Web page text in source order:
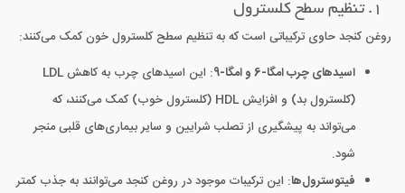
1. تنظیم سطح کلسترول
روغن کنجد حاوی ترکیباتی است که به تنظیم سطح کلسترول خون کمک می‌کنند:
اسیدهای چرب امگا-6 و امگا-9
: این اسیدهای چرب به کاهش LDL
(کلسترول بد) و افزایش HDL (کلسترول خوب) کمک می‌کنند، که
می‌تواند به پیشگیری از تصلب شرایین و سایر بیماری‌های قلبی منجر
شود.
فیتوسترول‌ها: این ترکیبات موجود در روغن کنجد می‌توانند به جذب کمتر